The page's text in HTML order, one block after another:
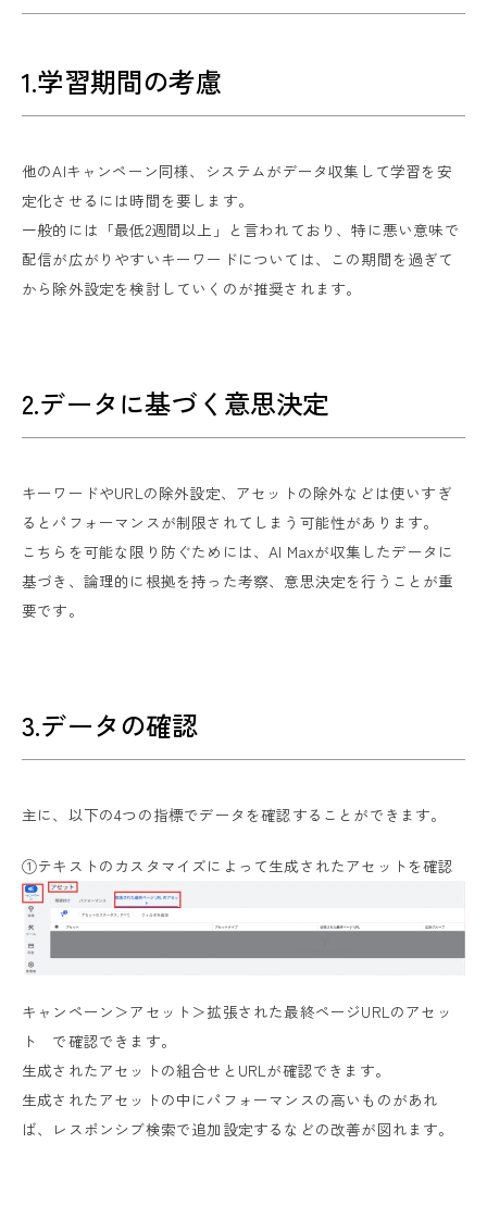
1.学習期間の考慮
他のAIキャンペーン同様、システムがデータ収集して学習を安
定化させるには時間を要します。
一般的には「最低2週間以上」と言われており、特に悪い意味で
配信が広がりやすいキーワードについては、この期間を過ぎて
から除外設定を検討していくのが推奨されます。
2.データに基づく意思決定
キーワードやURLの除外設定、アセットの除外などは使いすぎ
るとパフォーマンスが制限されてしまう可能性があります。
こちらを可能な限り防ぐためには、AI Maxが収集したデータに
基づき、論理的に根拠を持った考察、意思決定を行うことが重
要です。
3.データの確認
主に、以下の4つの指標でデータを確認することができます。
①テキストのカスタマイズによって生成されたアセットを確認
キャンペーン＞アセット＞拡張された最終ページURLのアセッ
ト で確認できます。
生成されたアセットの組合せとURLが確認できます。
生成されたアセットの中にパフォーマンスの高いものがあれ
ば、レスポンシブ検索で追加設定するなどの改善が図れます。